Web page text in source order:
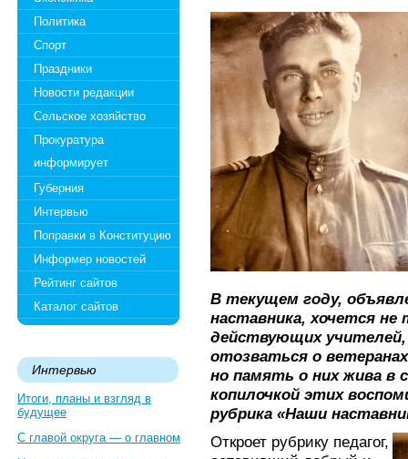
Политика
Спорт
Праздники
Новости редакции
Сельское хозяйство
Прокуратура
информирует
Губерния
Интервью
Поправки в Конституцию
Информер новостей
Рейтинг сайтов
Каталог сайтов
Интервью
Итоги, планы и взгляд в
будущее
С главой округа — о главном
В текущем году,
наставника, хочется
действующих
отозваться о
но память о них жива в
копилочкой этих
рубрика «Наши
Откроет рубрику педагог,